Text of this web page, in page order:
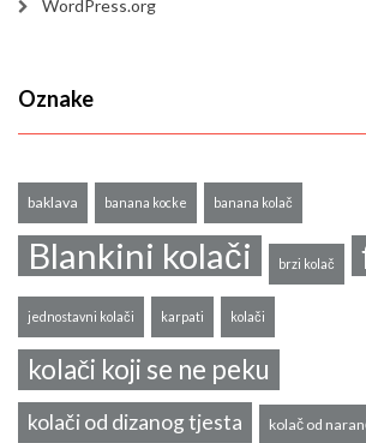
WordPress.org
Oznake
baklava banana kocke banana kolač
Blankini kolači brzi kolač
jednostavni kolači karpati kolači
kolači koji se ne peku
kolači od dizanog tjesta kolač od